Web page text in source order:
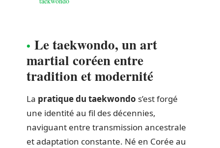
Le taekwondo, un art
martial coréen entre
tradition et modernité
La pratique du taekwondo s’est forgé
une identité au fil des décennies,
naviguant entre transmission ancestrale
et adaptation constante. Né en Corée au